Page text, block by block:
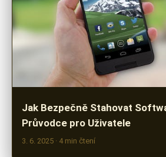
Jak Bezpečně Stahovat
Průvodce pro Uživatele
3. 6. 2025 · 4 min čtení